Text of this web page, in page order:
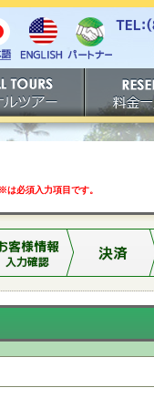
English パート
電話
3000
738-
ご予
ご予約
必須入力項目です。